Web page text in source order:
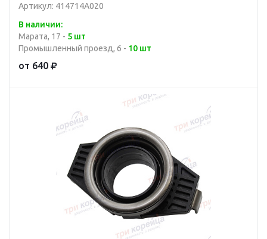
Артикул: 414714A020
В наличии:
Марата, 17 - 5 шт
Промышленный проезд, 6 - 10 шт
от 640